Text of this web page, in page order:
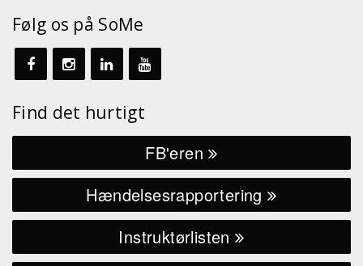
Følg os på SoMe
Find det hurtigt
FB'eren
Hændelsesrapportering
Instruktørlisten